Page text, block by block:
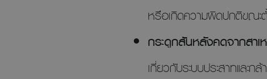
หรือเกิดความผิดปกติขณ
กระดูกสันหลังคดจากสาเ
เกี่ยวกับระบบประสาทและ